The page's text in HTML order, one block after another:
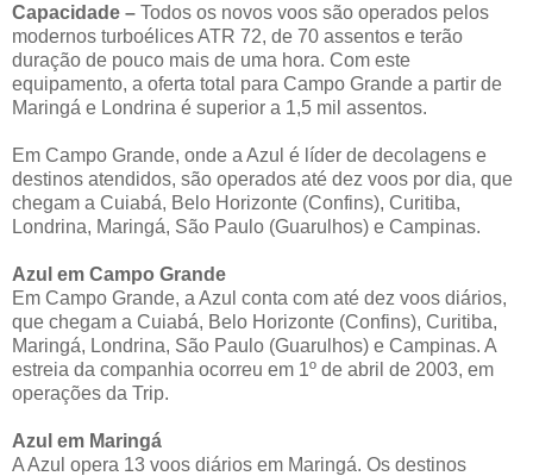
Capacidade – Todos os novos voos são operados pelos
modernos turboélices ATR 72, de 70 assentos e terão
duração de pouco mais de uma hora. Com este
equipamento, a oferta total para Campo Grande a partir de
Maringá e Londrina é superior a 1,5 mil assentos.
Em Campo Grande, onde a Azul é líder de decolagens e
destinos atendidos, são operados até dez voos por dia, que
chegam a Cuiabá, Belo Horizonte (Confins), Curitiba,
Londrina, Maringá, São Paulo (Guarulhos) e Campinas.
Azul em Campo Grande
Em Campo Grande, a Azul conta com até dez voos diários,
que chegam a Cuiabá, Belo Horizonte (Confins), Curitiba,
Maringá, Londrina, São Paulo (Guarulhos) e Campinas. A
estreia da companhia ocorreu em 1º de abril de 2003, em
operações da Trip.
Azul em Maringá
A Azul opera 13 voos diários em Maringá. Os destinos